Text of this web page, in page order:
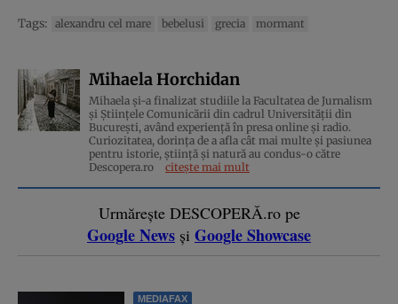
Tags: alexandru cel mare bebelusi grecia mormant
Mihaela Horchidan
Mihaela și-a finalizat studiile la Facultatea de Jurnalism
și Științele Comunicării din cadrul Universității din
București, având experiență în presa online și radio.
Curiozitatea, dorința de a afla cât mai multe și pasiunea
pentru istorie, ştiinţă şi natură au condus-o către
Descopera.ro
citește mai mult
Urmărește DESCOPERĂ.ro pe
Google News și Google Showcase
MEDIAFAX